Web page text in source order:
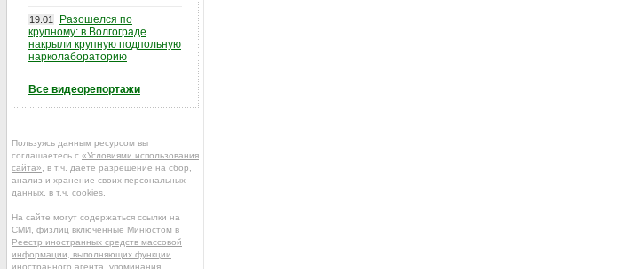
19.01
Разошелся по
крупному: в Волгограде
накрыли крупную подпольную
нарколабораторию
Все видеорепортажи
Пользуясь данным ресурсом вы
соглашаетесь с «Условиями использования
сайта» , в т.ч. даёте разрешение на сбор,
анализ и хранение своих персональных
данных, в т.ч. cookies.
На сайте могут содержаться ссылки на
СМИ, физлиц включённые Минюстом в
Реестр иностранных средств массовой
информации, выполняющих функции
иностранного агента , упоминания